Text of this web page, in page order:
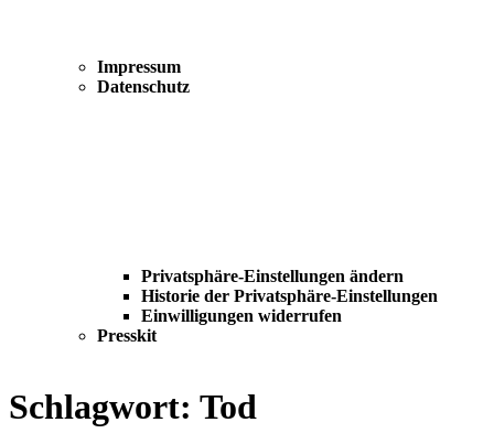
Impressum
Datenschutz
Privatsphäre-Einstellungen ändern
Historie der Privatsphäre-Einstellungen
Einwilligungen widerrufen
Presskit
Schlagwort: Tod